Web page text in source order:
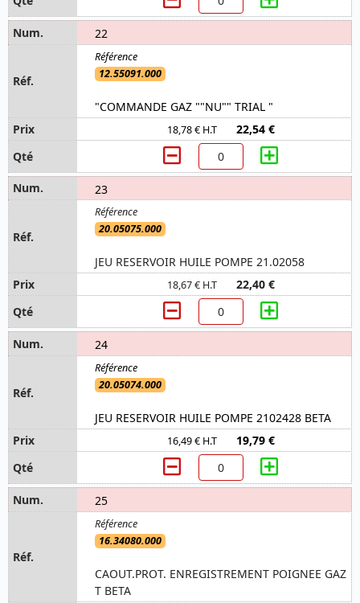
22
12.55091.000
"COMMANDE GAZ ""NU"" TRIAL "
18,78 € H.T 22,54 €
23
20.05075.000
JEU RESERVOIR HUILE POMPE 21.02058
18,67 € H.T 22,40 €
24
20.05074.000
JEU RESERVOIR HUILE POMPE 2102428 BETA
16,49 € H.T 19,79 €
25
16.34080.000
CAOUT.PROT. ENREGISTREMENT POIGNEE GAZ
T BETA